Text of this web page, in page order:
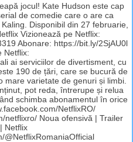
jocul! Kate Hudson este cap
de comedie care o are ca
Disponibil din 27 februarie,
Vizionează pe Netflix:
Abonare: https://bit.ly/2SjAU0l
Netflix:
ai serviciilor de divertisment, cu
190 de țări, care se bucură de
varietate de genuri și limbi.
pot reda, întrerupe și relua
schimba abonamentul în orice
NetflixRO/
netflixro/ Noua ofensivă | Trailer
Netflix
@NetflixRomaniaOfficial